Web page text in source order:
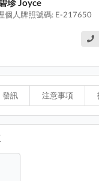
珍 Joyce
個人牌照號碼: E-217650
發訊 注意事項